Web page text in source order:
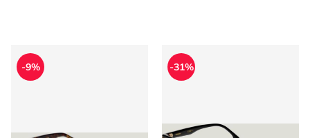
Okulary przeciwsłoneczne Dsquared2
-9%
Okulary przeciwsłoneczne
-31%